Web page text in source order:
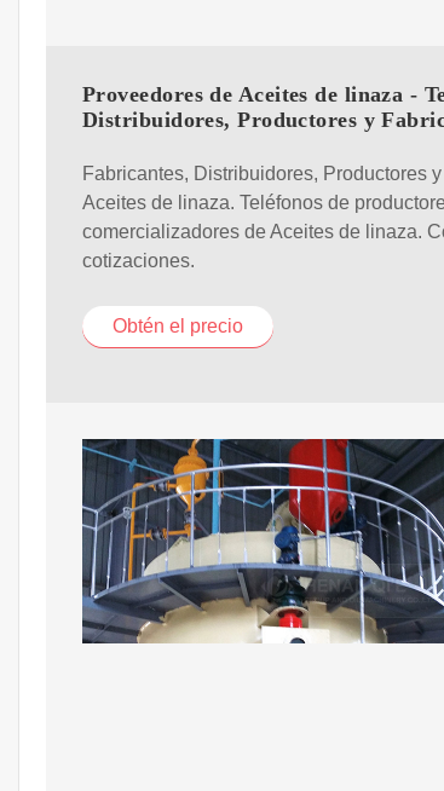
Proveedores de Aceites de linaza -
Distribuidores, Productores y
Fabricantes, Distribuidores, Productores
Aceites de linaza. Teléfonos de
comercializadores de Aceites de linaza.
cotizaciones.
Obtén el precio